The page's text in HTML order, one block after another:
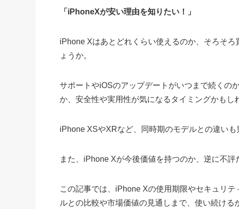
「iPhoneXが安い理由を知りたい！」
iPhone Xはあとどれくらい使えるのか、そろそ
ょうか。
サポートやiOSのアップデートがいつまで続くの
か、安全性や実用性が気になるタイミングかもし
iPhone XSやXRなど、同時期のモデルとの違いも
また、iPhone Xが今後価値を持つのか、逆に不
この記事では、iPhone Xの使用期限やセキュリ
ルとの比較や市場価値の見通しまで、使い続け